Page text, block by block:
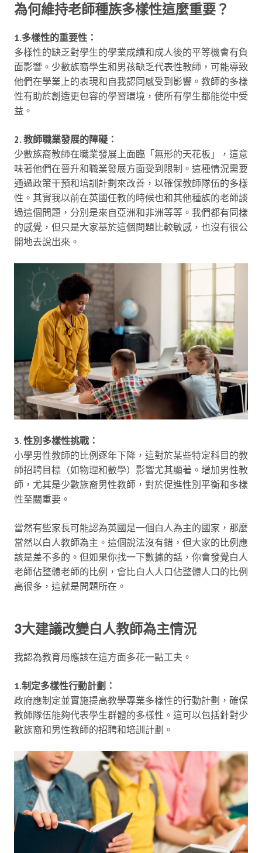
為何維持老師種族多樣性這麼重要？
1.多樣性的重要性：
多樣性的缺乏對學生的學業成績和成人後的平等機會有負
面影響。少數族裔學生和男孩缺乏代表性教師，可能導致
他們在學業上的表現和自我認同感受到影響。教師的多樣
性有助於創造更包容的學習環境，使所有學生都能從中受
益。
2. 教師職業發展的障礙：
少數族裔教師在職業發展上面臨「無形的天花板」，這意
味著他們在晉升和職業發展方面受到限制。這種情況需要
通過政策干預和培訓計劃來改善，以確保教師隊伍的多樣
性。其實我以前在英國任教的時候也和其他種族的老師談
過這個問題，分別是來自亞洲和非洲等等。我們都有同樣
的感覺，但只是大家基於這個問題比較敏感，也沒有很公
開地去說出來。
3. 性別多樣性挑戰：
小學男性教師的比例逐年下降，這對於某些特定科目的教
師招聘目標（如物理和數學）影響尤其顯著。增加男性教
師，尤其是少數族裔男性教師，對於促進性別平衡和多樣
性至關重要。
當然有些家長可能認為英國是一個白人為主的國家，那麼
當然以白人教師為主。這個說法沒有錯，但大家的比例應
該是差不多的。但如果你找一下數據的話，你會發覺白人
老師佔整體老師的比例，會比白人人口佔整體人口的比例
高很多，這就是問題所在。
3大建議改變白人教師為主情況
我認為教育局應該在這方面多花一點工夫。
1.制定多樣性行動計劃：
政府應制定並實施提高教學專業多樣性的行動計劃，確保
教師隊伍能夠代表學生群體的多樣性。這可以包括針對少
數族裔和男性教師的招聘和培訓計劃。